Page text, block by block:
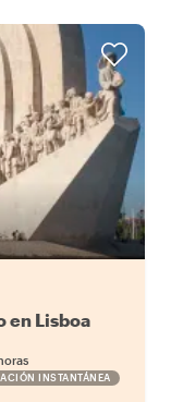
en Lisboa
INSTANTÁNEA